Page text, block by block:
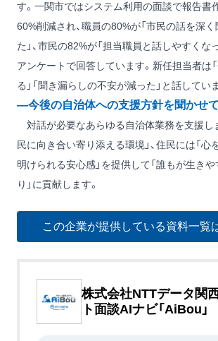
す。一関市ではシステム利用の面談で報告書
60%削減され、職員の80%が「市民の話を深
た」、市民の82%が「担当職員と話しやすくな
アンケートで回答しています。新任担当者は
る」「聞き漏らしの不安が減った」と話してい
―今後の自治体への支援方針を聞かせて
対話が必要なあらゆる自治体業務を支援し
民に向き合い寄り添える環境」、住民には「心
明けられる安心感」を提供して「誰もが生き
り」に貢献します。
この企業が提供している資料一覧
株式会社NTTデータ関
ト面談AIナビ「AiBou」